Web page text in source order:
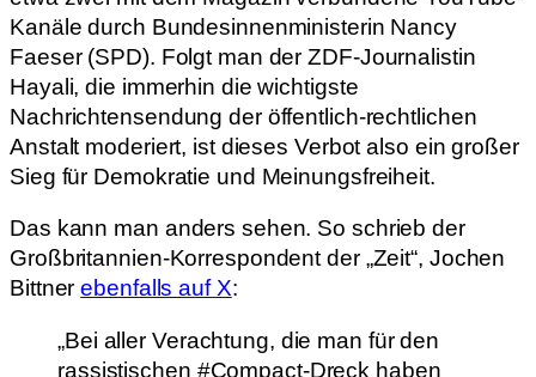
Kanäle durch Bundesinnenministerin Nancy
Faeser (SPD). Folgt man der ZDF-Journalistin
Hayali, die immerhin die wichtigste
Nachrichtensendung der öffentlich-rechtlichen
Anstalt moderiert, ist dieses Verbot also ein großer
Sieg für Demokratie und Meinungsfreiheit.
Das kann man anders sehen. So schrieb der
Großbritannien-Korrespondent der „Zeit“, Jochen
Bittnerebenfalls auf X:
„Bei aller Verachtung, die man für den
rassistischen #Compact-Dreck haben